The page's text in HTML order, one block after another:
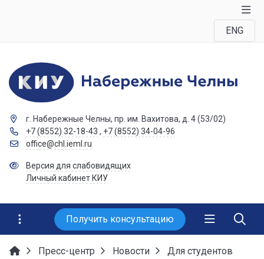
ENG
г. Набережные Челны, пр. им. Вахитова, д. 4 (53/02)
+7 (8552) 32-18-43 , +7 (8552) 34-04-96
office@chl.ieml.ru
Версия для слабовидящих
Личный кабинет КИУ
Получить консультацию
Пресс-центр Новости
Для студентов